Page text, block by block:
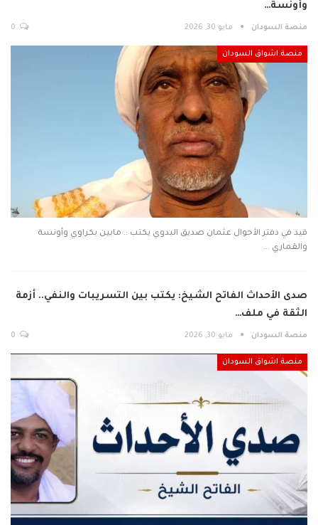
وأونسة…
منصة السودان مايو 30, 2026
منصة اشواق السودان
قيد في دفتر الأحوال عثمان صديق البدوي يكتب :. مابين بكراوي وأونسة
والقماري …
صدى الأحداث الفاتح الشيخ: يكتب بين التسريبات والنفي.. أزمة
الثقة في ملف…
منصة السودان مايو 30, 2026
منصة اشواق السودان